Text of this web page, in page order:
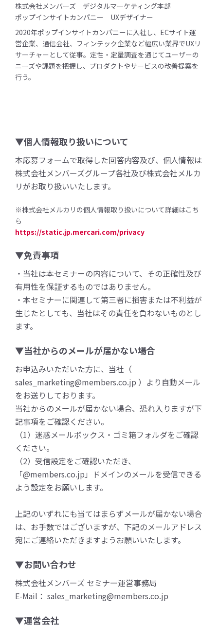
株式会社メンバーズ デジタルマーケティング本部
ポップインサイトカンパニー UXデザイナー
2020年ポップインサイトカンパニーに入社し、ECサイト運
営企業、通信会社、フィンテック企業など幅広い業界でUXリ
サーチャーとして従事。定性・定量調査を通じてユーザーの
ニーズや課題を把握し、プロダクトやサービスの改善提案を
行う。
▼個人情報取り扱いについて
本応募フォームで取得した回答内容及び、個人情報は
株式会社メンバーズグループ各社及び株式会社メルカ
リがお取り扱いいたします。
※株式会社メルカリの個人情報取り扱いについて詳細はこち
ら
https://static.jp.mercari.com/privacy
▼免責事項
・当社は本セミナーの内容について、その正確性及び
有用性を保証するものではありません。
・本セミナーに関連して第三者に損害または不利益が
生じたとしても、当社はその責任を負わないものとし
ます。
▼当社からのメールが届かない場合
お申込みいただいた方に、当社（
sales_marketing@members.co.jp ）より自動メール
をお送りしております。
当社からのメールが届かない場合、恐れ入りますが下
記事項をご確認ください。
（1）迷惑メールボックス・ゴミ箱フォルダをご確認
ください。
（2）受信設定をご確認いただき、
「@members.co.jp」ドメインのメールを受信できる
よう設定をお願いします。
上記のいずれにも当てはまらずメールが届かない場合
は、お手数ではございますが、下記のメールアドレス
宛にご連絡いただきますようお願いいたします。
▼お問い合わせ
株式会社メンバーズ セミナー運営事務局
E-Mail： sales_marketing@members.co.jp
▼運営会社